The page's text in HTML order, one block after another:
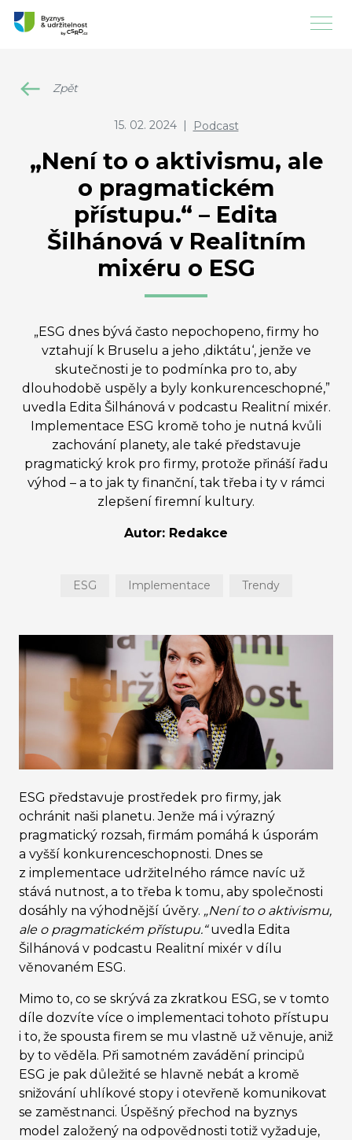
Zpět
15. 02. 2024 | Podcast
„Není to o aktivismu, ale
o pragmatickém
přístupu.“ – Edita
Šilhánová v Realitním
mixéru o ESG
„ESG dnes bývá často nepochopeno, firmy ho
vztahují k Bruselu a jeho ‚diktátu‘, jenže ve
skutečnosti je to podmínka pro to, aby
dlouhodobě uspěly a byly konkurenceschopné,”
uvedla Edita Šilhánová v podcastu Realitní mixér.
Implementace ESG kromě toho je nutná kvůli
zachování planety, ale také představuje
pragmatický krok pro firmy, protože přináší řadu
výhod – a to jak ty finanční, tak třeba i ty v rámci
zlepšení firemní kultury.
Autor: Redakce
ESG Implementace Trendy
ESG představuje prostředek pro firmy, jak
ochránit naši planetu. Jenže má i výrazný
pragmatický rozsah, firmám pomáhá k úsporám
a vyšší konkurenceschopnosti. Dnes se
z implementace udržitelného rámce navíc už
stává nutnost, a to třeba k tomu, aby společnosti
dosáhly na výhodnější úvěry. „Není to o aktivismu,
ale o pragmatickém přístupu.“uvedla Edita
Šilhánová v podcastu Realitní mixér v dílu
věnovaném ESG.
Mimo to, co se skrývá za zkratkou ESG, se v tomto
díle dozvíte více o implementaci tohoto přístupu
i to, že spousta firem se mu vlastně už věnuje, aniž
by to věděla. Při samotném zavádění principů
ESG je pak důležité se hlavně nebát a kromě
snižování uhlíkové stopy i otevřeně komunikovat
se zaměstnanci. Úspěšný přechod na byznys
model založený na odpovědnosti totiž vyžaduje,